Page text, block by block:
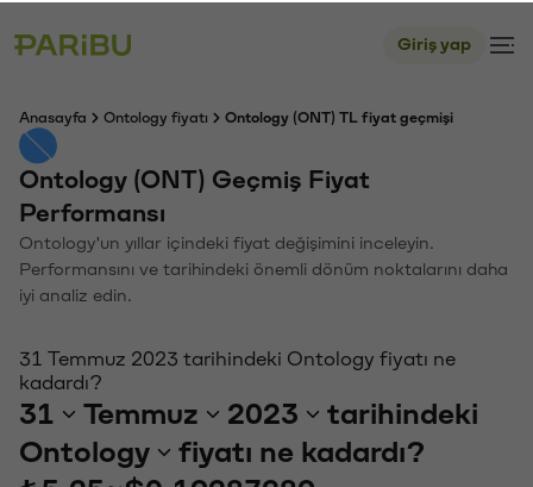
Giriş yap
Anasayfa Ontology fiyatı Ontology (ONT) TL fiyat geçmişi
Ontology (ONT) Geçmiş Fiyat
Performansı
Ontology'un yıllar içindeki fiyat değişimini inceleyin.
Performansını ve tarihindeki önemli dönüm noktalarını daha
iyi analiz edin.
31 Temmuz 2023 tarihindeki Ontology fiyatı ne
kadardı?
31 Temmuz 2023
tarihindeki
Ontology
fiyatı ne kadardı?